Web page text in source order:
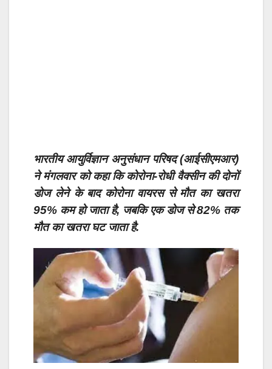
भारतीय आयुर्विज्ञान अनुसंधान परिषद (आईसीएमआर)
ने मंगलवार को कहा कि कोरोना-रोधी वैक्सीन की दोनों
डोज लेने के बाद कोरोना वायरस से मौत का खतरा
95% कम हो जाता है, जबकि एक डोज से 82% तक
मौत का खतरा घट जाता है.